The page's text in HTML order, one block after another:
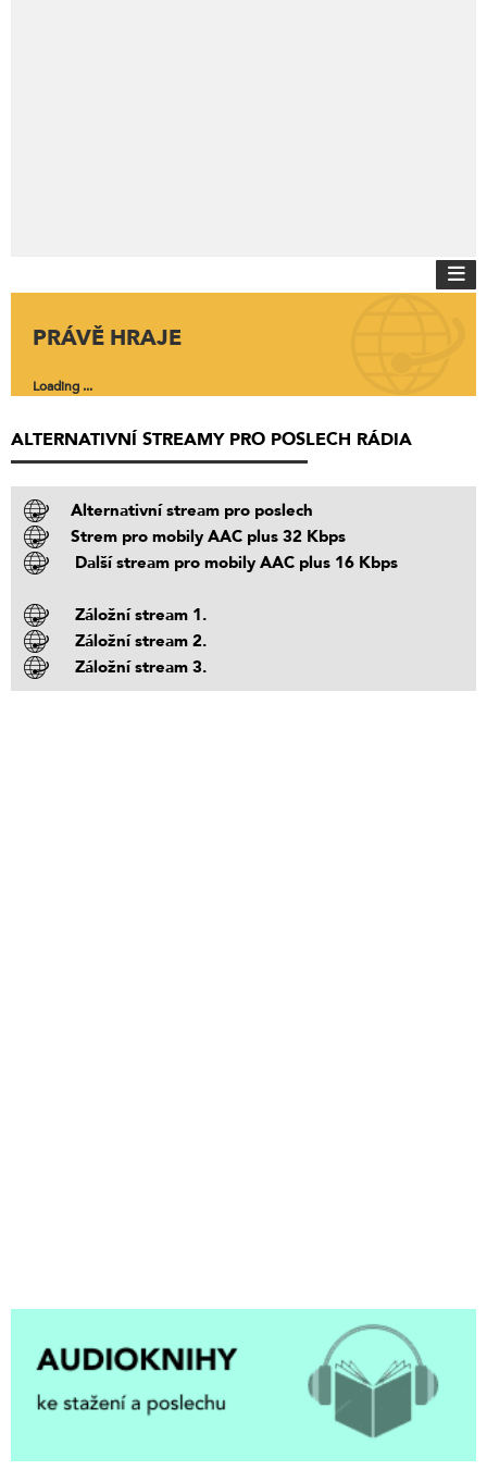
PRÁVĚ HRAJE
Loading ...
ALTERNATIVNÍ STREAMY PRO POSLECH RÁDIA
Alternativní stream pro poslech
Strem pro mobily AAC plus 32 Kbps
Další stream pro mobily AAC plus 16 Kbps
Záložní stream 1.
Záložní stream 2.
Záložní stream 3.